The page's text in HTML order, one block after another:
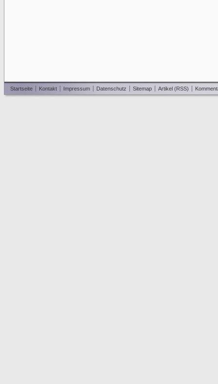
Startseite Kontakt Impressum Datenschutz Sitemap Artikel (RSS)